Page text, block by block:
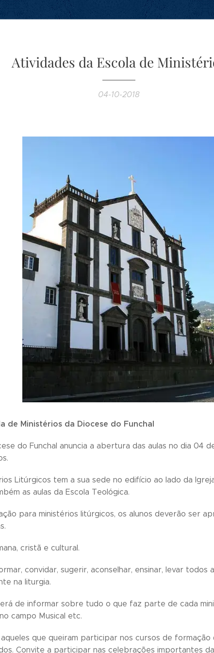
Atividades da Escola de
04-10-2018
de Ministérios da Diocese do Funchal
do Funchal anuncia a abertura das aulas no dia 04
Litúrgicos tem a sua sede no edifício ao lado da
as aulas da Escola Teológica.
para ministérios litúrgicos, os alunos deverão ser
cristã e cultural.
convidar, sugerir, aconselhar, ensinar, levar todos
na liturgia.
de informar sobre tudo o que faz parte de cada
campo Musical etc.
que queiram participar nos cursos de
Convite a participar nas celebrações importantes